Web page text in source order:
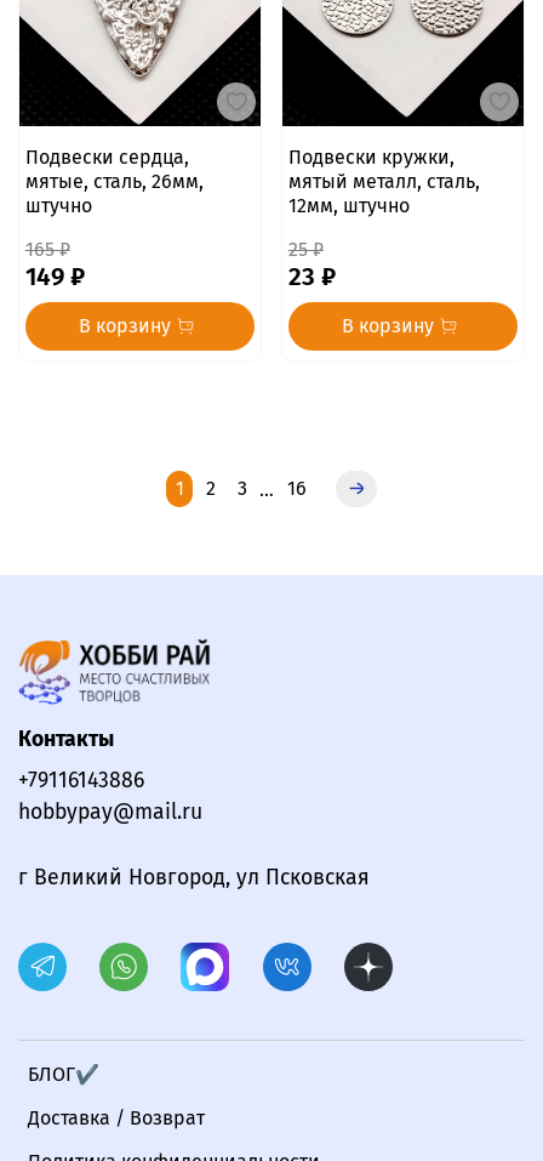
Подвески сердца,
мятые, сталь, 26мм,
штучно
165 ₽
149 ₽
В корзину
Подвески кружки,
мятый металл, сталь,
12мм, штучно
25 ₽
23 ₽
В корзину
1 2 3 … 16
БЛОГ✔
Доставка / Возврат
Контакты
+79116143886
hobbypay@mail.ru
г Великий Новгород, ул Псковская